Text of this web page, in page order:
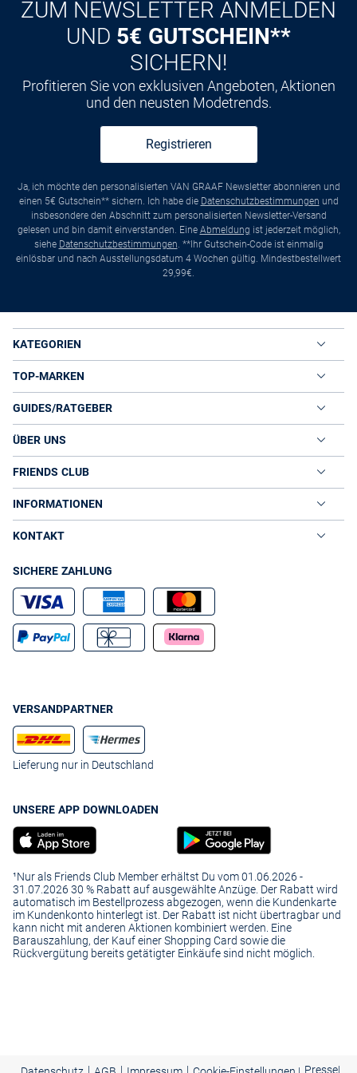
ZUM NEWSLETTER ANMELDEN
UND 5€ GUTSCHEIN**
SICHERN!
Profitieren Sie von exklusiven Angeboten, Aktionen
und den neusten Modetrends.
Registrieren
Ja, ich möchte den personalisierten VAN GRAAF Newsletter abonnieren und
einen 5€ Gutschein** sichern. Ich habe die Datenschutzbestimmungen und
insbesondere den Abschnitt zum personalisierten Newsletter-Versand
gelesen und bin damit einverstanden. Eine Abmeldung ist jederzeit möglich,
siehe Datenschutzbestimmungen. **Ihr Gutschein-Code ist einmalig
einlösbar und nach Ausstellungsdatum 4 Wochen gültig. Mindestbestellwert
29,99€.
KATEGORIEN
TOP-MARKEN
GUIDES/RATGEBER
ÜBER UNS
FRIENDS CLUB
INFORMATIONEN
KONTAKT
SICHERE ZAHLUNG
VERSANDPARTNER
Lieferung nur in Deutschland
UNSERE APP DOWNLOADEN
¹Nur als Friends Club Member erhältst Du vom 01.06.2026 -
31.07.2026 30 % Rabatt auf ausgewählte Anzüge. Der Rabatt wird
automatisch im Bestellprozess abgezogen, wenn die Kundenkarte
im Kundenkonto hinterlegt ist. Der Rabatt ist nicht übertragbar und
kann nicht mit anderen Aktionen kombiniert werden. Eine
Barauszahlung, der Kauf einer Shopping Card sowie die
Rückvergütung bereits getätigter Einkäufe sind nicht möglich.
| | | Presse|